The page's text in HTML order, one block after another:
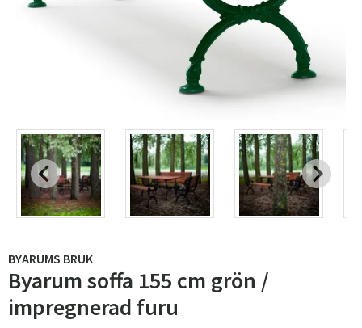
BYARUMS BRUK
Byarum soffa 155 cm grön /
impregnerad furu